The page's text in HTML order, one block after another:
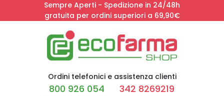
Sempre Aperti - Spedizione in 24/48h
gratuita per ordini superiori a 69,90€
Ordini telefonici e assistenza clienti
800 926 054 342 8269219